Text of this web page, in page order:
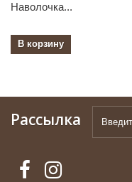
Наволочка...
В корзину
Рассылка